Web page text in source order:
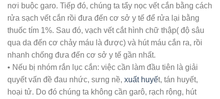
nơi buộc garo. Tiếp đó, chúng ta tẩy nọc vết cắn bằng cách
rửa sạch vết cắn rồi đưa đến cơ sở y tế để rửa lại bằng
thuốc tím 1%. Sau đó, vạch vết cắt hình chữ thập( độ sâu
qua da đến cơ chảy máu là được) và hút máu cắn ra, rồi
nhanh chống đưa đến cơ sở y tế gần nhất.
• Nếu bị nhóm rắn lục cắn: việc cần làm đầu tiên là giải
quyết vấn đề đau nhức, sưng nề, xuất huyết, tán huyết,
hoại tử. Do đó chúng ta không cần garô, rạch rộng, hút